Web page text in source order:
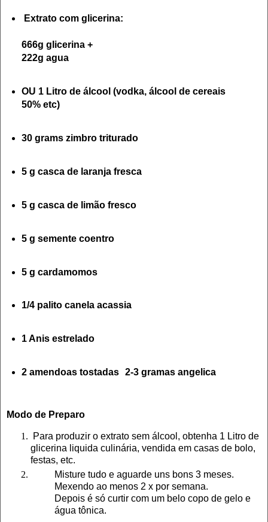
Extrato com glicerina:
666g glicerina +
222g agua
OU 1 Litro de álcool (vodka, álcool de cereais
50% etc)
30 grams zimbro triturado
5 g casca de laranja fresca
5 g casca de limão fresco
5 g semente coentro
5 g cardamomos
1/4 palito canela acassia
1 Anis estrelado
2 amendoas tostadas 2-3 gramas angelica
Modo de Preparo
Para produzir o extrato sem álcool, obtenha 1 Litro de
glicerina liquida culinária, vendida em casas de bolo,
festas, etc.
Misture tudo e aguarde uns bons 3 meses.
Mexendo ao menos 2 x por semana.
Depois é só curtir com um belo copo de gelo e
água tônica.